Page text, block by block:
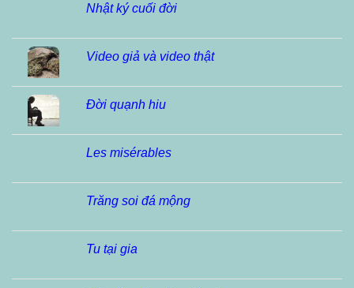
Nhật ký cuối đời
Video giả và video thật
Đời quạnh hiu
Les misérables
Trăng soi đá mộng
Tu tại gia